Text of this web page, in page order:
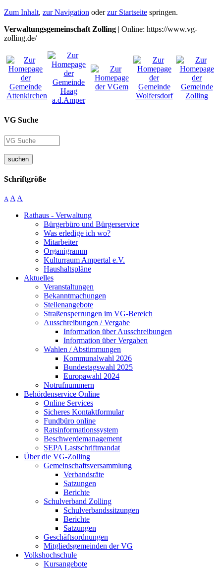
Zum Inhalt, zur Navigation oderzur Startseite springen.
Verwaltungsgemeinschaft Zolling | Online: https://www.vg-
zolling.de/
VG Suche
suchen
Schriftgröße
A A A
Rathaus - Verwaltung
Bürgerbüro und Bürgerservice
Was erledige ich wo?
Mitarbeiter
Organigramm
Kulturraum Ampertal e.V.
Haushaltspläne
Aktuelles
Veranstaltungen
Bekanntmachungen
Stellenangebote
Straßensperrungen im VG-Bereich
Ausschreibungen / Vergabe
Information über Ausschreibungen
Information über Vergaben
Wahlen / Abstimmungen
Kommunalwahl 2026
Bundestagswahl 2025
Europawahl 2024
Notrufnummern
Behördenservice Online
Online Services
Sicheres Kontaktformular
Fundbüro online
Ratsinformationssystem
Beschwerdemanagement
SEPA Lastschriftmandat
Über die VG-Zolling
Gemeinschaftsversammlung
Verbandsräte
Satzungen
Berichte
Schulverband Zolling
Schulverbandssitzungen
Berichte
Satzungen
Geschäftsordnungen
Mitgliedsgemeinden der VG
Volkshochschule
Kursangebote